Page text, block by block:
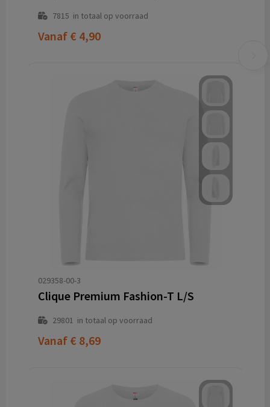
7815 in totaal op voorraad
Vanaf € 4,90
029358-00-3
Clique Premium Fashion-T L/S
29801 in totaal op voorraad
Vanaf € 8,69